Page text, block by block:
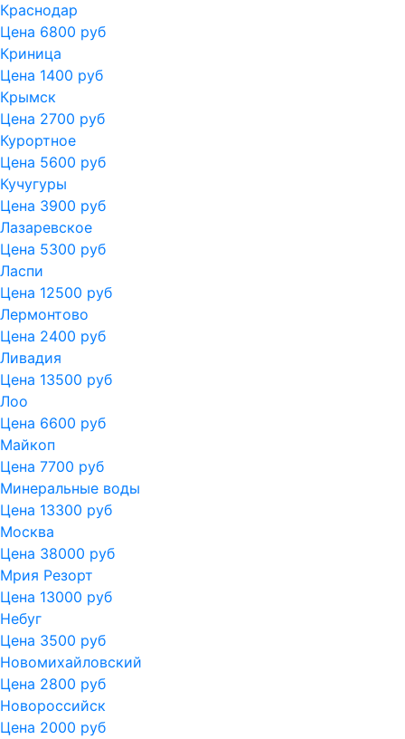
Краснодар
Цена 6800 руб
Криница
Цена 1400 руб
Крымск
Цена 2700 руб
Курортное
Цена 5600 руб
Кучугуры
Цена 3900 руб
Лазаревское
Цена 5300 руб
Ласпи
Цена 12500 руб
Лермонтово
Цена 2400 руб
Ливадия
Цена 13500 руб
Лоо
Цена 6600 руб
Майкоп
Цена 7700 руб
Минеральные воды
Цена 13300 руб
Москва
Цена 38000 руб
Мрия Резорт
Цена 13000 руб
Небуг
Цена 3500 руб
Новомихайловский
Цена 2800 руб
Новороссийск
Цена 2000 руб